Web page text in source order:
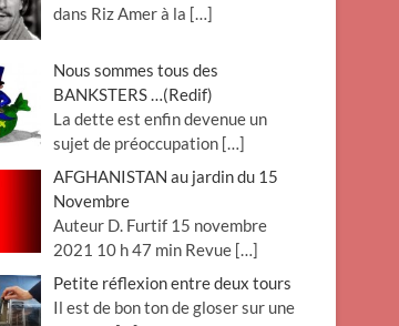
dans Riz Amer à la […]
Nous sommes tous des
BANKSTERS …(Redif)
La dette est enfin devenue un
sujet de préoccupation […]
AFGHANISTAN au jardin du 15
Novembre
Auteur D. Furtif 15 novembre
2021 10 h 47 min Revue […]
Petite réflexion entre deux tours
Il est de bon ton de gloser sur une